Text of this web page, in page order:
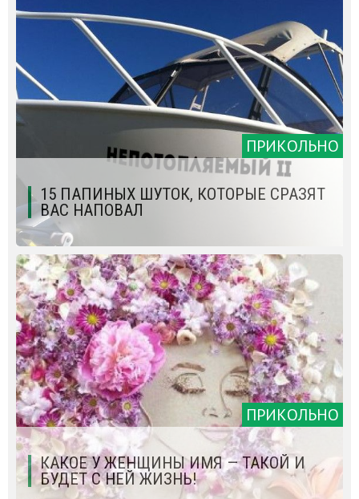
ПРИКОЛЬНО
15 ПАПИНЫХ ШУТОК, КОТОРЫЕ СРАЗЯТ
ВАС НАПОВАЛ
ПРИКОЛЬНО
КАКОЕ У ЖЕНЩИНЫ ИМЯ — ТАКОЙ И
БУДЕТ С НЕЙ ЖИЗНЬ!